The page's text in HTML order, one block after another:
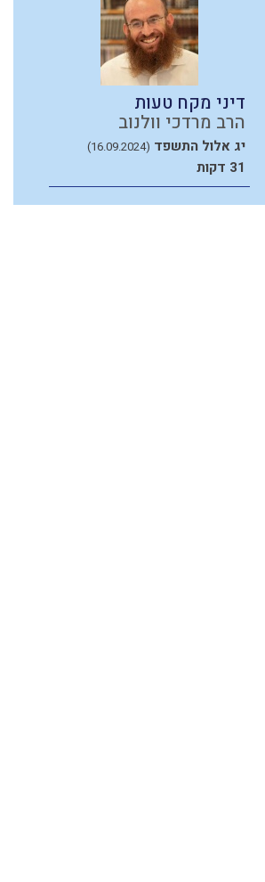
דיני מקח טעות
הרב מרדכי וולנוב
יג אלול התשפד (16.09.2024)
31 דקות